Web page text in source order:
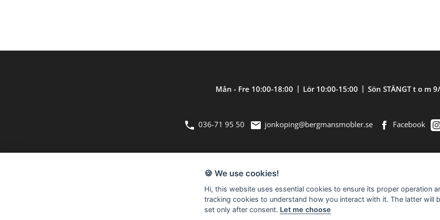
Mån - Fre 10:00-18:00 Lör 10:00-15:00 Sön STÄNGT t o m
036-71 95 50 jonkoping@bergmansmobler.se Facebook
Bergmans Möbler är en fullsortimentsbutik inom möbler och heminredning. Välkommen in till vår nästan 2.500
🍪 We use cookies!
Hi, this website uses essential cookies to ensure its proper operation
tracking cookies to understand how you interact with it. The latter will
set only after consent. Let me choose